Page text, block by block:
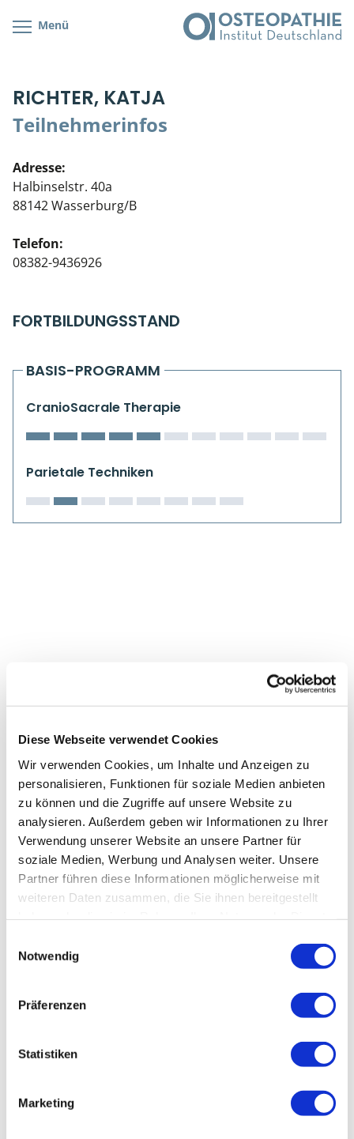
Diese Webseite verwendet Cookies
Wir verwenden Cookies, um Inhalte und Anzeigen zu
personalisieren, Funktionen für soziale Medien anbieten
zu können und die Zugriffe auf unsere Website zu
analysieren. Außerdem geben wir Informationen zu Ihrer
Verwendung unserer Website an unsere Partner für
soziale Medien, Werbung und Analysen weiter. Unsere
Partner führen diese Informationen möglicherweise mit
weiteren Daten zusammen, die Sie ihnen bereitgestellt
Notwendig
Präferenzen
Statistiken
Marketing
Menü
RICHTER, KATJA
Teilnehmerinfos
Adresse:
Halbinselstr. 40a
88142 Wasserburg/B
Telefon:
08382-9436926
FORTBILDUNGSSTAND
BASIS-PROGRAMM
CranioSacrale Therapie
Parietale Techniken
Cranial/Neurale Osteopathie
Parietale Osteopathie
Viszerale Osteopathie
Klinische & Praktische Kurse
Prüfung & Zertifikation
Postgraduate- & Spezialkurse
Kiefergelenkkurse
CranioSacrale Ausbildung
Human Reset Week
Kursorte mit Kursangeboten
Bonus-Programm
Veranstaltungsticket DB
Wissenswertes
Teilnehmerliste
Stellenbörse
Soziales Engagement